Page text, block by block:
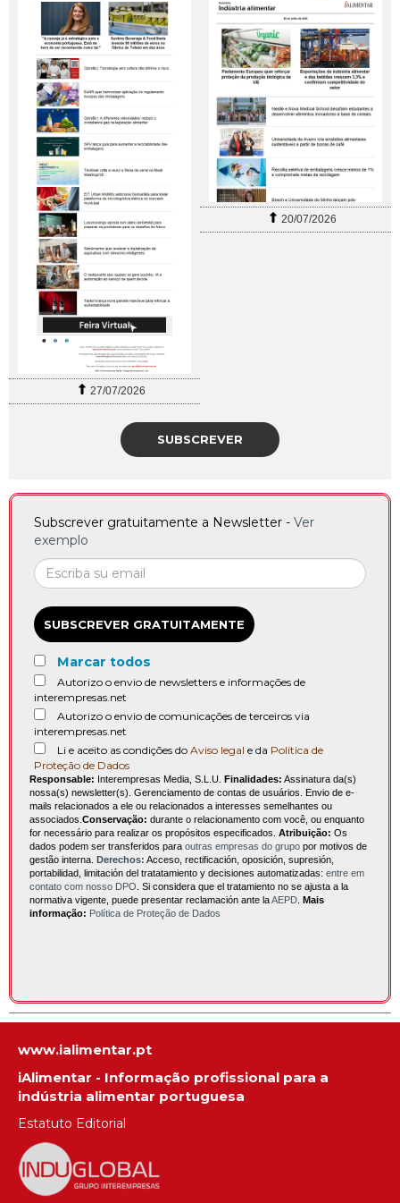
27/07/2026
20/07/2026
SUBSCREVER
Subscrever gratuitamente a Newsletter - Ver
exemplo
SUBSCREVER GRATUITAMENTE
Marcar todos
Autorizo o envio de newsletters e informações de
interempresas.net
Autorizo o envio de comunicações de terceiros via
interempresas.net
Li e aceito as condições do Aviso legal e da Política de
Proteção de Dados
Responsable: Interempresas Media, S.L.U. Finalidades: Assinatura da(s)
nossa(s) newsletter(s). Gerenciamento de contas de usuários. Envio de e-
mails relacionados a ele ou relacionados a interesses semelhantes ou
associados. Conservação: durante o relacionamento com você, ou enquanto
for necessário para realizar os propósitos especificados. Atribuição: Os
dados podem ser transferidos para outras empresas do grupo por motivos de
gestão interna. Derechos: Acceso, rectificación, oposición, supresión,
portabilidad, limitación del tratatamiento y decisiones automatizadas: entre em
contato com nosso DPO . Si considera que el tratamiento no se ajusta a la
normativa vigente, puede presentar reclamación ante laAEPD Mais
informação: Política de Proteção de Dados
www.ialimentar.pt
iAlimentar - Informação profissional para a
indústria alimentar portuguesa
Estatuto Editorial